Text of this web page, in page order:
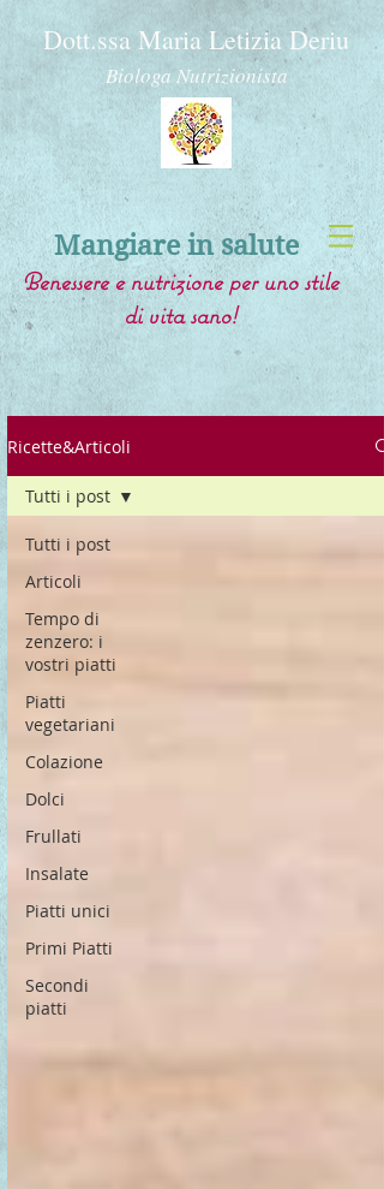
Dott.ssa Maria Letizia Deriu
Biologa Nutrizionista
Mangiare in salute
Benessere e nutrizione per uno stile
di vita sano!
Ricette&Articoli
Tutti i post
Articoli
Tempo di
zenzero: i
vostri piatti
Piatti
vegetariani
Colazione
Dolci
Frullati
Insalate
Piatti unici
Primi Piatti
Secondi
piatti
Tutti i post